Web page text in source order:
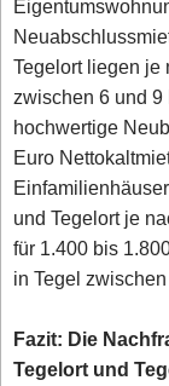
Tegelort liegen je
zwischen 6 und 9
hochwertige
Euro
und Tegelort je
für 1.400 bis
in Tegel
Fazit: Die
Tegelort und